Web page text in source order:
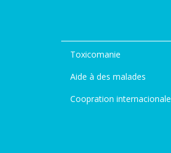
Toxicomanie
Aide à des malades
Coopration internacionale